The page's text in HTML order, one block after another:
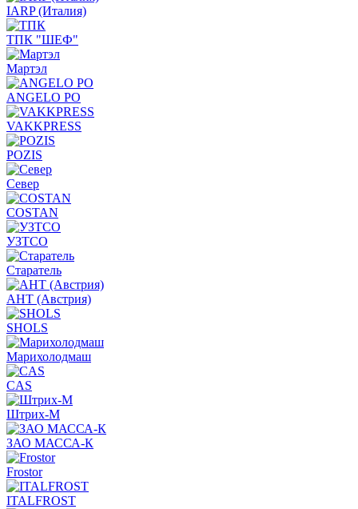
IARP (Италия)
ТПК "ШЕФ"
Мартэл
ANGELO PO
VAKKPRESS
POZIS
Север
COSTAN
УЗТСО
Старатель
АНТ (Австрия)
SHOLS
Марихолодмаш
CAS
Штрих-М
ЗАО МАССА-К
Frostor
ITALFROST